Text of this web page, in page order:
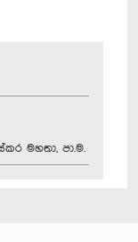
මහතා, පා.ම.